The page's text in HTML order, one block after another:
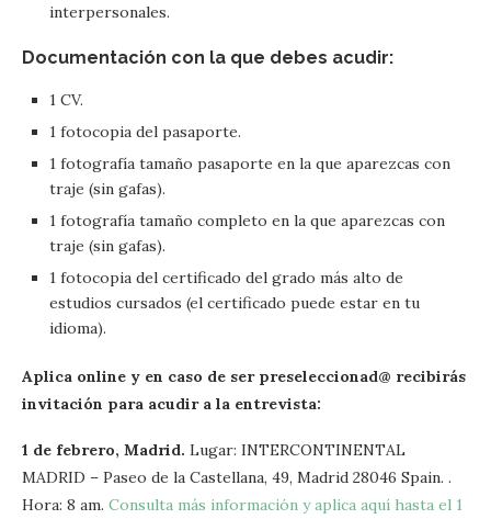
interpersonales.
Documentación con la que debes acudir:
1 CV.
1 fotocopia del pasaporte.
1 fotografía tamaño pasaporte en la que aparezcas con
traje (sin gafas).
1 fotografía tamaño completo en la que aparezcas con
traje (sin gafas).
1 fotocopia del certificado del grado más alto de
estudios cursados (el certificado puede estar en tu
idioma).
Aplica online y en caso de ser preseleccionad@ recibirás
invitación para acudir a la entrevista:
1 de febrero, Madrid. Lugar: INTERCONTINENTAL
MADRID – Paseo de la Castellana, 49, Madrid 28046 Spain. .
Hora: 8 am. Consulta más información y aplica aquí hasta el 1